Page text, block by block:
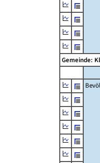
Gemeinde: